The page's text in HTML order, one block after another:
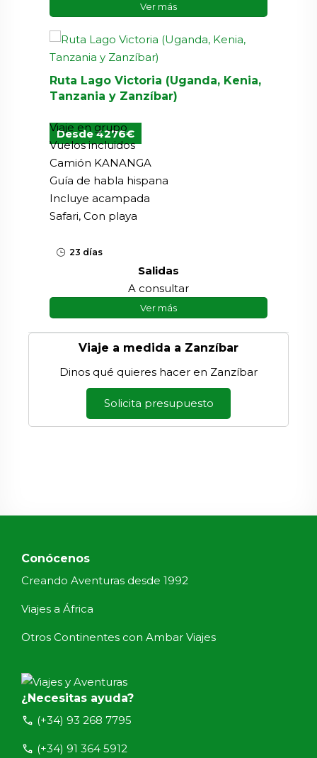
Ver más
Desde 4276€
Ruta Lago Victoria (Uganda, Kenia,
Tanzania y Zanzíbar)
Viaje en grupo
Vuelos incluidos
Camión KANANGA
Guía de habla hispana
Incluye acampada
Safari, Con playa
23 días
Salidas
A consultar
Ver más
Viaje a medida a Zanzíbar
Dinos qué quieres hacer en Zanzíbar
Solicita presupuesto
Conócenos
Creando Aventuras desde 1992
Viajes a África
Otros Continentes con Ambar Viajes
¿Necesitas ayuda?
call (+34) 93 268 7795
call (+34) 91 364 5912